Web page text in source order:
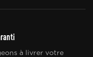
à livrer votre